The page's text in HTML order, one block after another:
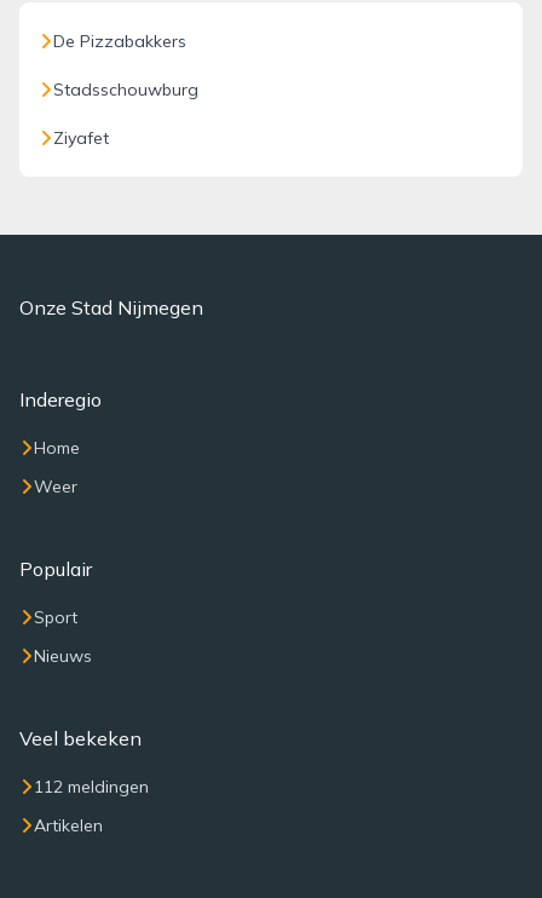
De Pizzabakkers
Stadsschouwburg
Ziyafet
Onze Stad Nijmegen
Inderegio
Home
Weer
Populair
Sport
Nieuws
Veel bekeken
112 meldingen
Artikelen